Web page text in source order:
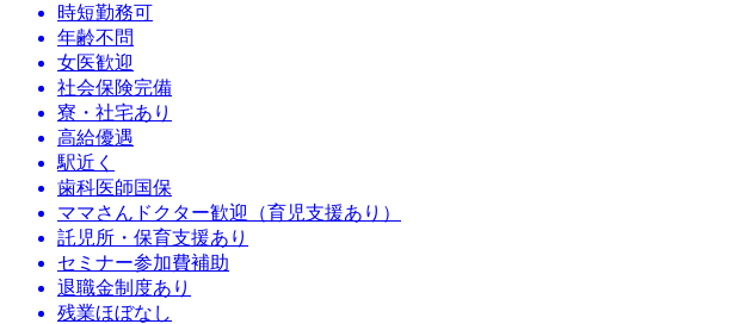
時短勤務可
年齢不問
女医歓迎
社会保険完備
寮・社宅あり
高給優遇
駅近く
歯科医師国保
ママさんドクター歓迎（育児支援あり）
託児所・保育支援あり
セミナー参加費補助
退職金制度あり
残業ほぼなし